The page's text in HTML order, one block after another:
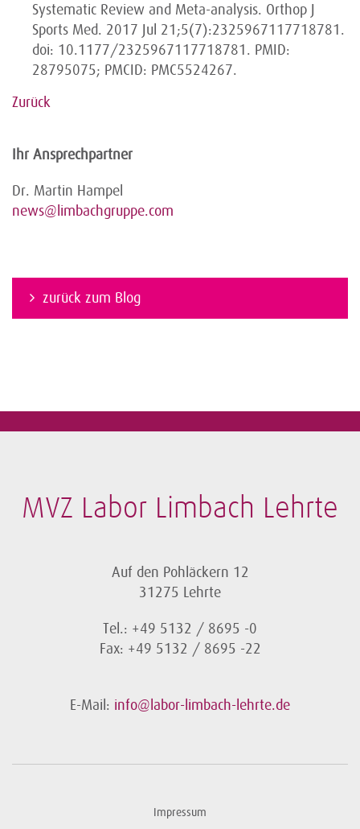
Systematic Review and Meta-analysis. Orthop J
Sports Med. 2017 Jul 21;5(7):2325967117718781.
doi: 10.1177/2325967117718781. PMID:
28795075; PMCID: PMC5524267.
Zurück
Ihr Ansprechpartner
Dr. Martin Hampel
news@limbachgruppe.com
zurück zum Blog
MVZ Labor Limbach Lehrte
Auf den Pohläckern 12
31275 Lehrte
Tel.: +49 5132 / 8695 -0
Fax: +49 5132 / 8695 -22
E-Mail: info@labor-limbach-lehrte.de
Impressum